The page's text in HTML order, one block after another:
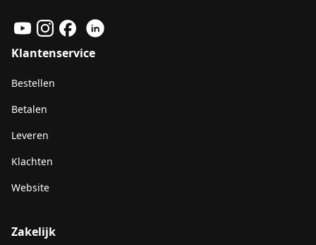
Klantenservice
Bestellen
Betalen
Leveren
Klachten
Website
Zakelijk